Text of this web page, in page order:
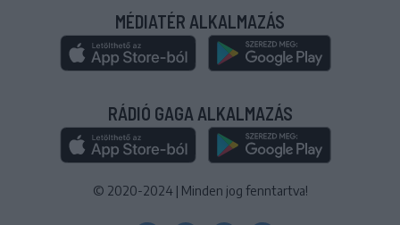
MÉDIATÉR ALKALMAZÁS
RÁDIÓ GAGA ALKALMAZÁS
© 2020-2024 | Minden jog fenntartva!